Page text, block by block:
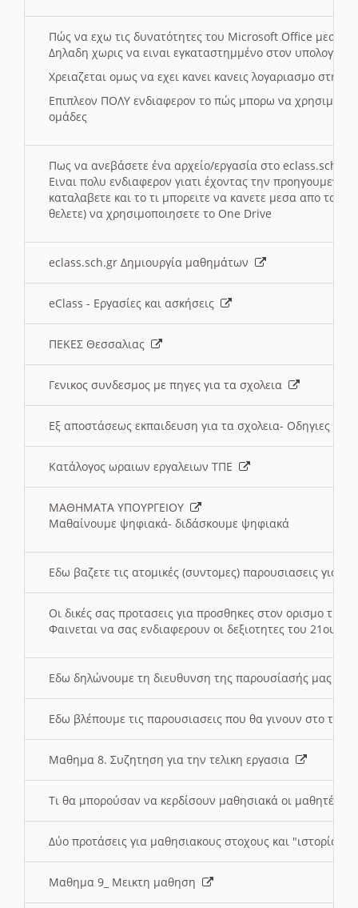
Πώς να εχω τις δυνατότητες του Microsoft Office μεσω
Δηλαδη χωρις να ειναι εγκαταστημμένο στον
Χρειαζεται ομως να εχει κανει κανεις λογαριασμο στη
Επιπλεον ΠΟΛΥ ενδιαφερον το πώς μπορω να
ομάδες
Πως να ανεβάσετε ένα αρχείο/εργασία στο eclass.sch.gr
Ειναι πολυ ενδιαφερον γιατι έχοντας την
καταλαβετε και το τι μπορειτε να κανετε μεσα απο το
θελετε) να χρησιμοποιησετε το One Drive
eclass.sch.gr Δημιουργία μαθημάτων
eClass - Εργασίες και ασκήσεις
ΠΕΚΕΣ Θεσσαλιας
Γενικος συνδεσμος με πηγες για τα σχολεια
Εξ αποστάσεως εκπαιδευση για τα σχολεια- Οδηγιες
Κατάλογος ωραιων εργαλειων ΤΠΕ
ΜΑΘΗΜΑΤΑ ΥΠΟΥΡΓΕΙΟΥ
Μαθαίνουμε ψηφιακά- διδάσκουμε ψηφιακά
Εδω βαζετε τις ατομικές (συντομες) παρουσιασεις για
Οι δικές σας προτασεις για προσθηκες στον ορισμο
Φαινεται να σας ενδιαφερουν οι δεξιοτητες του 21ου
Εδω δηλώνουμε τη διευθυνση της παρουσίασής μας
Εδω βλέπουμε τις παρουσιασεις που θα γινουν στο
Μαθημα 8. Συζητηση για την τελικη εργασια
Τι θα μπορούσαν να κερδίσουν μαθησιακά οι μαθητές/
Δύο προτάσεις για μαθησιακους στοχους και "ιστορία"
Μαθημα 9_ Μεικτη μαθηση